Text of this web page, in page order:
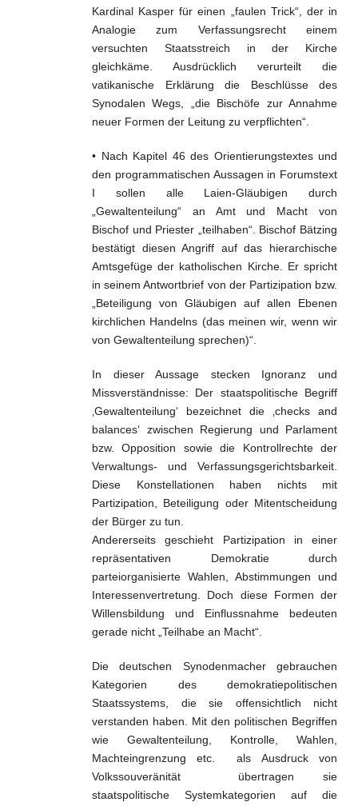
Kardinal Kasper für einen „faulen Trick“, der in
Analogie zum Verfassungsrecht einem
versuchten Staatsstreich in der Kirche
gleichkäme. Ausdrücklich verurteilt die
vatikanische Erklärung die Beschlüsse des
Synodalen Wegs, „die Bischöfe zur Annahme
neuer Formen der Leitung zu verpflichten“.
• Nach Kapitel 46 des Orientierungstextes und
den programmatischen Aussagen in Forumstext
I sollen alle Laien-Gläubigen durch
„Gewaltenteilung“ an Amt und Macht von
Bischof und Priester „teilhaben“. Bischof Bätzing
bestätigt diesen Angriff auf das hierarchische
Amtsgefüge der katholischen Kirche. Er spricht
in seinem Antwortbrief von der Partizipation bzw.
„Beteiligung von Gläubigen auf allen Ebenen
kirchlichen Handelns (das meinen wir, wenn wir
von Gewaltenteilung sprechen)“.
In dieser Aussage stecken Ignoranz und
Missverständnisse: Der staatspolitische Begriff
‚Gewaltenteilung‘ bezeichnet die ‚checks and
balances‘ zwischen Regierung und Parlament
bzw. Opposition sowie die Kontrollrechte der
Verwaltungs- und Verfassungsgerichtsbarkeit.
Diese Konstellationen haben nichts mit
Partizipation, Beteiligung oder Mitentscheidung
der Bürger zu tun.
Andererseits geschieht Partizipation in einer
repräsentativen Demokratie durch
parteiorganisierte Wahlen, Abstimmungen und
Interessenvertretung. Doch diese Formen der
Willensbildung und Einflussnahme bedeuten
gerade nicht „Teilhabe an Macht“.
Die deutschen Synodenmacher gebrauchen
Kategorien des demokratiepolitischen
Staatssystems, die sie offensichtlich nicht
verstanden haben. Mit den politischen Begriffen
wie Gewaltenteilung, Kontrolle, Wahlen,
Machteingrenzung etc. als Ausdruck von
Volkssouveränität übertragen sie
staatspolitische Systemkategorien auf die